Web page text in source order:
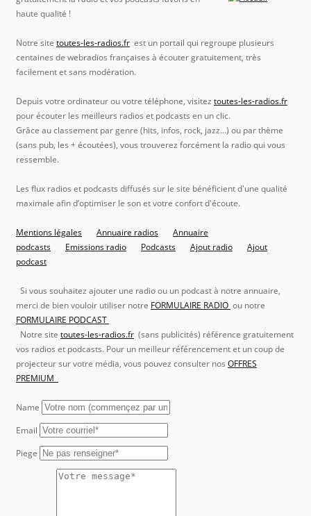
haute qualité !
Notre site toutes-les-radios.fr est un portail qui regroupe plusieurs
centaines de webradios françaises à écouter gratuitement, très
facilement et sans modération.
Depuis votre ordinateur ou votre téléphone, visitez toutes-les-radios.fr
pour écouter les meilleurs radios et podcasts en un clic.
Grâce au classement par genre (hits, infos, rock, jazz…) ou par thème
(sans pub, les + écoutées), vous trouverez forcément la radio qui vous
ressemble.
Les flux radios et podcasts diffusés sur le site bénéficient d'une qualité
maximale afin d’optimiser le son et votre confort d'écoute.
Mentions légales Annuaire radios
Annuaire
podcasts
Emissions radio Podcasts Ajout radio
Ajout
podcast
Si vous souhaitez ajouter une radio ou un podcast à notre annuaire,
merci de bien vouloir utiliser notre FORMULAIRE RADIO ou notre
FORMULAIRE PODCAST
Notre site toutes-les-radios.fr (sans publicités) référence gratuitement
vos radios et podcasts. Pour un meilleur référencement et un coup de
projecteur sur votre média, vous pouvez consulter nos OFFRES
PREMIUM
Name
Email
Piege